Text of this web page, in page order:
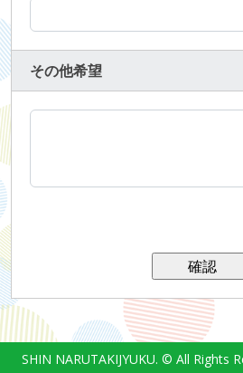
その他希望
SHIN NARUTAKIJYUKU. © All Rights